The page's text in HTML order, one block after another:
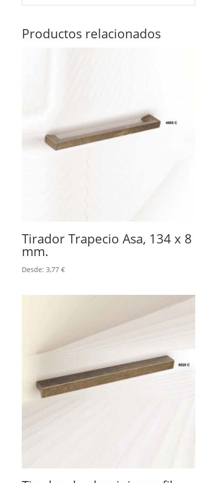
Productos relacionados
Tirador Trapecio Asa, 134 x 8
mm.
Desde: 3,77 €